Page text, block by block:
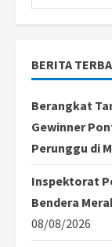
for:
BERITA
Berangkat
Gewinner
Perunggu di
Inspektorat
Bendera
08/08/2026